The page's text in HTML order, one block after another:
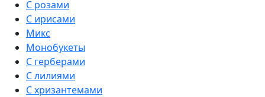
С розами
С ирисами
Микс
Монобукеты
С герберами
С лилиями
С хризантемами